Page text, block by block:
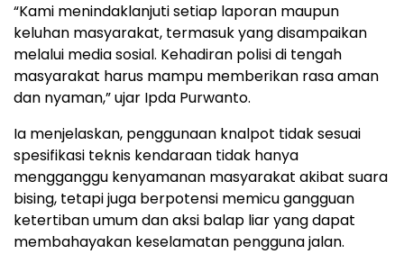
“Kami menindaklanjuti setiap laporan maupun
keluhan masyarakat, termasuk yang disampaikan
melalui media sosial. Kehadiran polisi di tengah
masyarakat harus mampu memberikan rasa aman
dan nyaman,” ujar Ipda Purwanto.
Ia menjelaskan, penggunaan knalpot tidak sesuai
spesifikasi teknis kendaraan tidak hanya
mengganggu kenyamanan masyarakat akibat suara
bising, tetapi juga berpotensi memicu gangguan
ketertiban umum dan aksi balap liar yang dapat
membahayakan keselamatan pengguna jalan.